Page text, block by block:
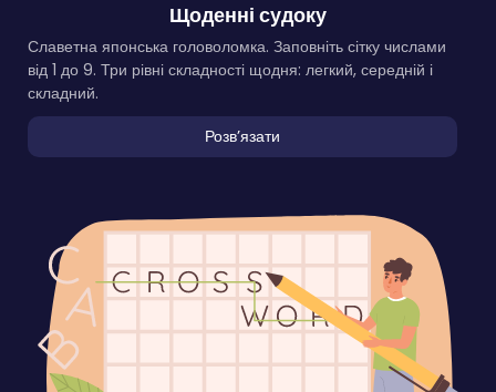
Щоденні судоку
Славетна японська головоломка. Заповніть сітку числами
від 1 до 9. Три рівні складності щодня: легкий, середній і
складний.
Розвʼязати